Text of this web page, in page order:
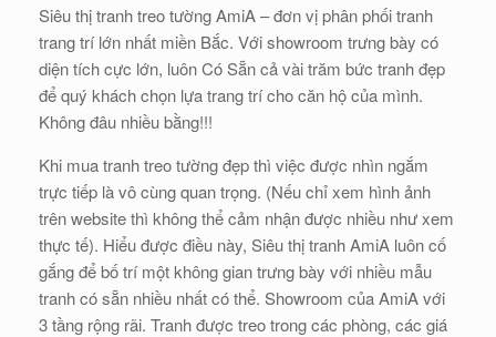
Siêu thị tranh treo tường AmiA – đơn vị phân phối tranh
trang trí lớn nhất miền Bắc. Với showroom trưng bày có
diện tích cực lớn, luôn Có Sẵn cả vài trăm bức tranh đẹp
để quý khách chọn lựa trang trí cho căn hộ của mình.
Không đâu nhiều bằng!!!
Khi mua tranh treo tường đẹp thì việc được nhìn ngắm
trực tiếp là vô cùng quan trọng. (Nếu chỉ xem hình ảnh
trên website thì không thể cảm nhận được nhiều như xem
thực tế). Hiểu được điều này, Siêu thị tranh AmiA luôn cố
gắng để bố trí một không gian trưng bày với nhiều mẫu
tranh có sẵn nhiều nhất có thể. Showroom của AmiA với
3 tầng rộng rãi. Tranh được treo trong các phòng, các giá